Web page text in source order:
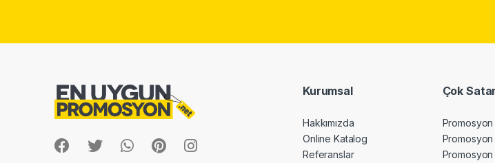
Kurumsal
Hakkımızda
Online Katalog
Referanslar
Çok
Promosyon
Promosyon